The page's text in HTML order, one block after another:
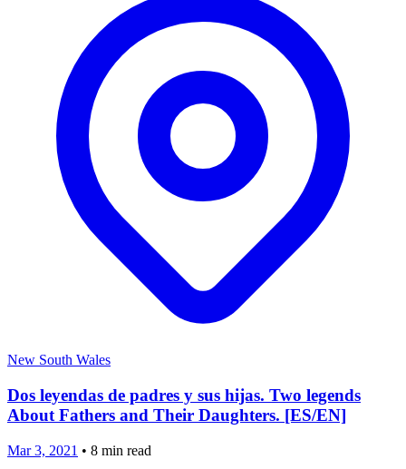
New South Wales
Dos leyendas de padres y sus hijas. Two legends
About Fathers and Their Daughters. [ES/EN]
Mar 3, 2021 • 8 min read